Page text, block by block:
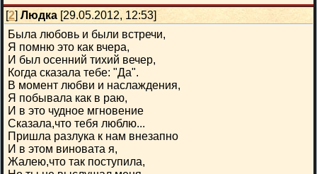
[2] Людка [29.05.2012, 12:53]
Была любовь и были встречи,
Я помню это как вчера,
И был осенний тихий вечер,
Когда сказала тебе: "Да".
В момент любви и наслаждения,
Я побывала как в раю,
И в это чудное мгновение
Сказала,что тебя люблю...
Пришла разлука к нам внезапно
И в этом виновата я,
Жалею,что так поступила,